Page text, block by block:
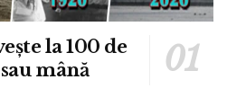
la 100 de
mână